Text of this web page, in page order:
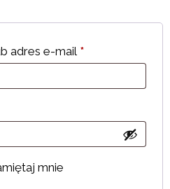
adres e-mail *
mnie
29,90